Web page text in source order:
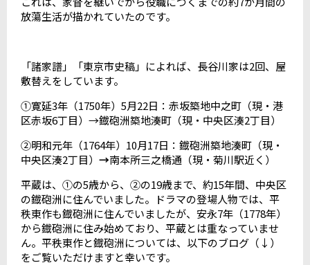
放蕩生活が描かれていたのです。
「諸家譜」「東京市史稿」によれば、長谷川家は2回、屋
敷替えをしています。
①寛延3年（1750年） 5月22日：赤坂築地中之町（現・港
区赤坂6丁目）→鐡砲洲築地湊町（現・中央区湊2丁目）
②明和元年（1764年） 10月17日：鐡砲洲築地湊町（現・
中央区湊2丁目） →南本所三之橋通（現・菊川駅近く）
平蔵は、①の5歳から、②の19歳まで、約15年間、中央区
の鐡砲洲に住んでいました。ドラマの登場人物では、平
秩東作も鐡砲洲に住んでいましたが、安永7年（1778年）
から鐡砲洲に住み始めており、平蔵とは重なっていませ
ん。平秩東作と鐡砲洲については、以下のブログ（↓）
をご覧いただけますと幸いです。